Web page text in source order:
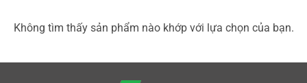
Không tìm thấy sản phẩm nào khớp với lựa chọn của bạn.